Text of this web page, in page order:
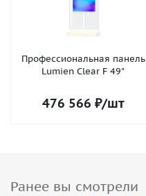
Профессиональная панель
Lumien Clear F 49"
476 566 ₽/шт
Ранее вы смотрели